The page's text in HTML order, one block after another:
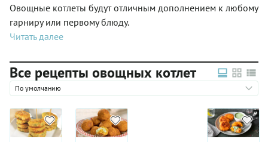
Овощные котлеты будут отличным дополнением к любому
гарниру или первому блюду.
Читать далее
Все рецепты овощных котлет
По умолчанию